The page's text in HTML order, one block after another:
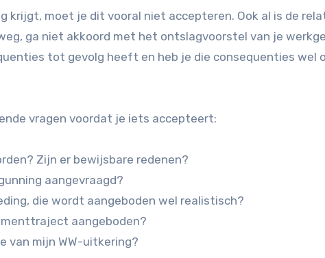
krijgt, moet je dit vooral niet accepteren. Ook al is de
ga niet akkoord met het ontslagvoorstel van je
tot gevolg heeft en heb je die consequenties wel
vragen voordat je iets accepteert:
Zijn er bewijsbare redenen?
aangevraagd?
die wordt aangeboden wel realistisch?
aangeboden?
van mijn WW-uitkering?